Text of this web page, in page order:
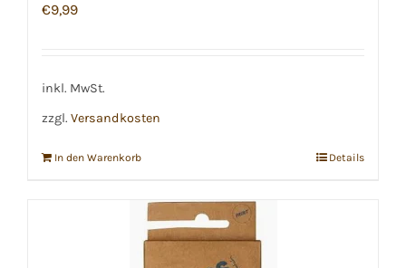
€9,99
inkl. MwSt.
zzgl. Versandkosten
In den Warenkorb Details